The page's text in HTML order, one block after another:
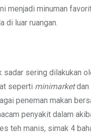
menjadi minuman
di luar ruangan.
sering dilakukan
seperti minimarketdan
peneman makan
penyakit dalam
teh manis, simak 4